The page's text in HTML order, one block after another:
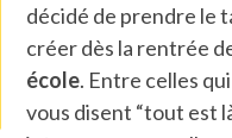
décidé de prendre le
créer dès la rentrée
école. Entre celles
vous disent “tout est